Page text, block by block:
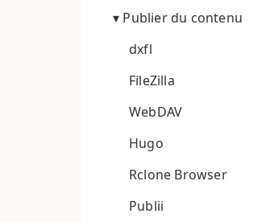
▾ Publier du contenu
dxfl
FileZilla
WebDAV
Hugo
Rclone Browser
Publii